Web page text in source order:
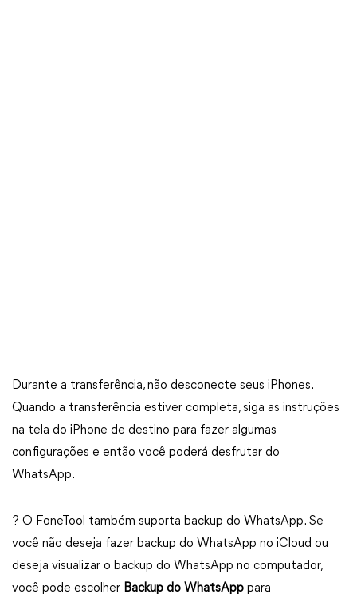
Durante a transferência, não desconecte seus iPhones.
Quando a transferência estiver completa, siga as instruções
na tela do iPhone de destino para fazer algumas
configurações e então você poderá desfrutar do
WhatsApp.
? O FoneTool também suporta backup do WhatsApp. Se
você não deseja fazer backup do WhatsApp no iCloud ou
deseja visualizar o backup do WhatsApp no computador,
você pode escolher Backup do WhatsApp para